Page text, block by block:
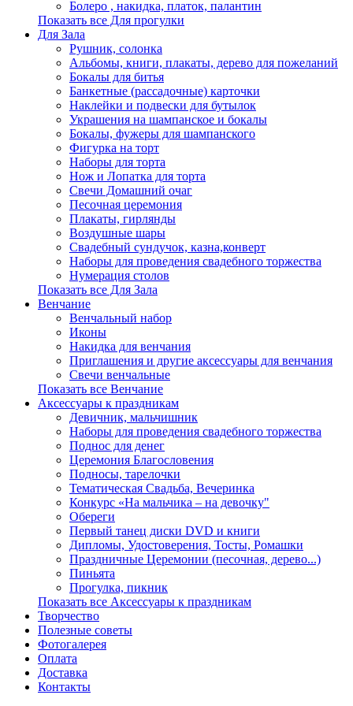
Болеро , накидка, платок, палантин
Показать все Для прогулки
Для Зала
Рушник, солонка
Альбомы, книги, плакаты, дерево для пожеланий
Бокалы для битья
Банкетные (рассадочные) карточки
Наклейки и подвески для бутылок
Украшения на шампанское и бокалы
Бокалы, фужеры для шампанского
Фигурка на торт
Наборы для торта
Нож и Лопатка для торта
Свечи Домашний очаг
Песочная церемония
Плакаты, гирлянды
Воздушные шары
Свадебный сундучок, казна,конверт
Наборы для проведения свадебного торжества
Нумерация столов
Показать все Для Зала
Венчание
Венчальный набор
Иконы
Накидка для венчания
Приглашения и другие аксессуары для венчания
Свечи венчальные
Показать все Венчание
Аксессуары к праздникам
Девичник, мальчишник
Наборы для проведения свадебного торжества
Поднос для денег
Церемония Благословения
Подносы, тарелочки
Тематическая Свадьба, Вечеринка
Конкурс «На мальчика – на девочку"
Обереги
Первый танец диски DVD и книги
Дипломы, Удостоверения, Тосты, Ромашки
Праздничные Церемонии (песочная, дерево...)
Пиньята
Прогулка, пикник
Показать все Аксессуары к праздникам
Творчество
Полезные советы
Фотогалерея
Оплата
Доставка
Контакты